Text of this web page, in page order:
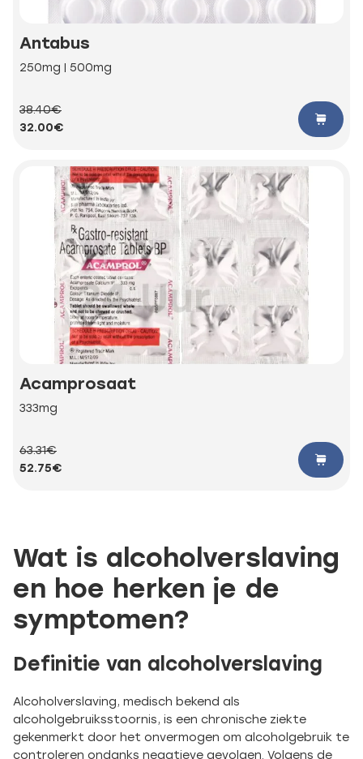
Antabus
250mg | 500mg
38.40€
32.00€
Acamprosaat
333mg
63.31€
52.75€
Wat is alcoholverslaving
en hoe herken je de
symptomen?
Definitie van alcoholverslaving
Alcoholverslaving, medisch bekend als
alcoholgebruiksstoornis, is een chronische ziekte
gekenmerkt door het onvermogen om alcoholgebruik te
controleren ondanks negatieve gevolgen. Volgens de